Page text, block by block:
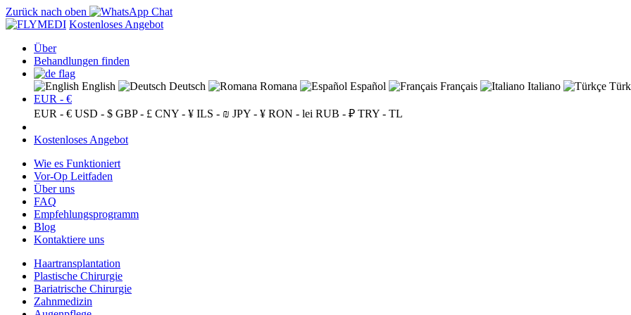
Zurück nach oben
Kostenloses Angebot
Über
Behandlungen finden
English Deutsch Romana Español Français Italiano
EUR - €
EUR - € USD - $ GBP - £ CNY - ¥ ILS - ₪ JPY - ¥ RON - lei RUB - ₽ TRY - TL
Kostenloses Angebot
Wie es Funktioniert
Vor-Op Leitfaden
Über uns
FAQ
Empfehlungsprogramm
Blog
Kontaktiere uns
Haartransplantation
Plastische Chirurgie
Bariatrische Chirurgie
Zahnmedizin